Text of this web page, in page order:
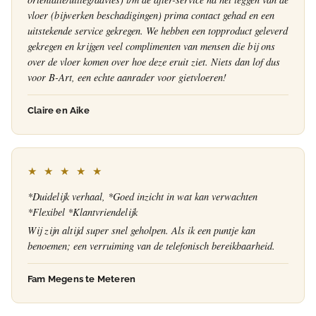
vloer (bijwerken beschadigingen) prima contact gehad en een
uitstekende service gekregen. We hebben een topproduct geleverd
gekregen en krijgen veel complimenten van mensen die bij ons
over de vloer komen over hoe deze eruit ziet. Niets dan lof dus
voor B-Art, een echte aanrader voor gietvloeren!
Claire en Aike
★ ★ ★ ★ ★
*Duidelijk verhaal, *Goed inzicht in wat kan verwachten
*Flexibel *Klantvriendelijk
Wij zijn altijd super snel geholpen. Als ik een puntje kan
benoemen; een verruiming van de telefonisch bereikbaarheid.
Fam Megens te Meteren